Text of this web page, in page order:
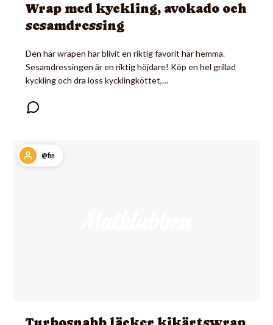
Wrap med kyckling, avokado och
sesamdressing
Den här wrapen har blivit en riktig favorit här hemma.
Sesamdressingen är en riktig höjdare! Köp en hel grillad
kyckling och dra loss kycklingköttet,…
@fin